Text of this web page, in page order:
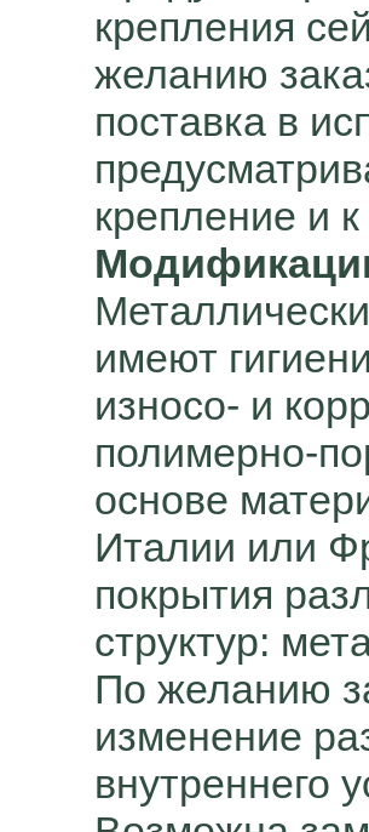
крепления
желанию
поставка в
крепление и к
имеют
износо- и
полимерно-
основе
Италии или
покрытия
структур:
По желанию
изменение
внутреннего